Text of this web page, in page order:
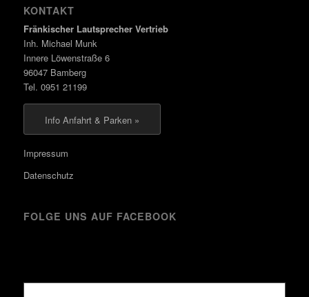
KONTAKT
Fränkischer Lautsprecher Vertrieb
Inh. Michael Munk
Innere Löwenstraße 6
96047 Bamberg
Tel. 0951 21199
Info Anfahrt & Parken »
Impressum
Datenschutz
FOLGE UNS AUF FACEBOOK